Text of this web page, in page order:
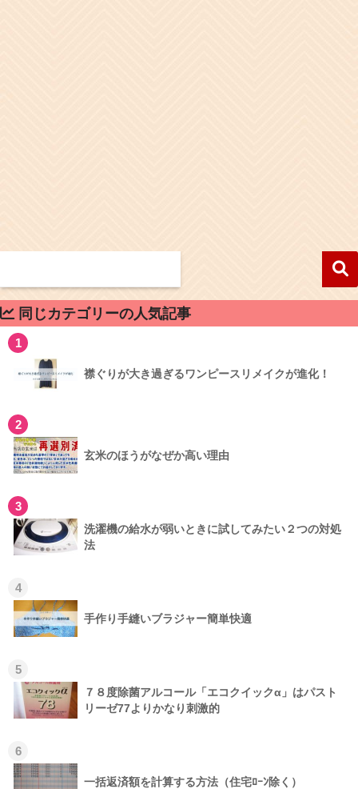
同じカテゴリーの人気記事
1
襟ぐりが大き過ぎるワンピースリメイクが進化！
2
玄米のほうがなぜか高い理由
3
洗濯機の給水が弱いときに試してみたい２つの対処
法
4
手作り手縫いブラジャー簡単快適
5
７８度除菌アルコール「エコクイックα」はパスト
リーゼ77よりかなり刺激的
6
一括返済額を計算する方法（住宅ﾛｰﾝ除く）